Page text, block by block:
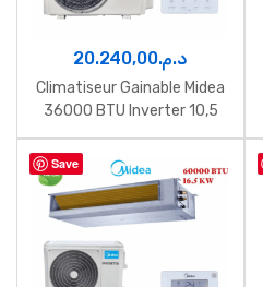
د.م.20.240,00
Climatiseur Gainable Midea
36000 BTU Inverter 10,5
kW
Save